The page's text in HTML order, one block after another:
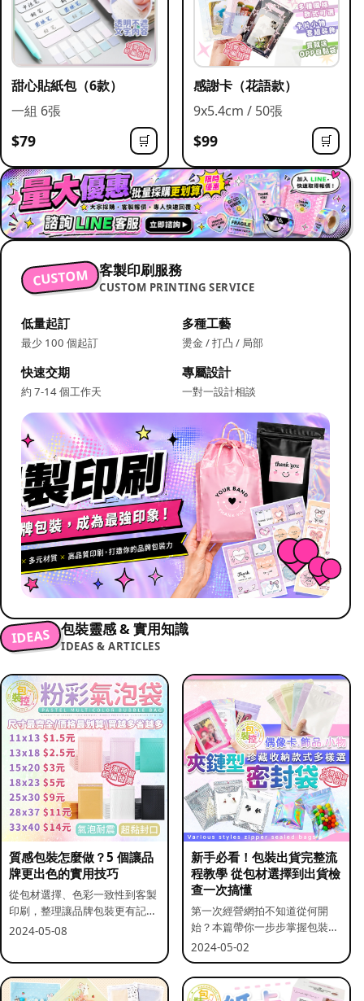
甜心貼紙包（6款）
一組 6張
$79 🛒
感謝卡（花語款）
9x5.4cm / 50張
$99 🛒
CUSTOM 客製印刷服務
CUSTOM PRINTING SERVICE
低量起訂
最少 100 個起訂
多種工藝
燙金 / 打凸 / 局部
快速交期
約 7-14 個工作天
專屬設計
一對一設計相談
IDEAS 包裝靈感 & 實用知識
IDEAS & ARTICLES
質感包裝怎麼做？5 個讓品
牌更出色的實用技巧
從包材選擇、色彩一致性到客製
印刷，整理讓品牌包裝更有記憶
點的實用做法。
2024-05-08
新手必看！包裝出貨完整流
程教學 從包材選擇到出貨檢
查一次搞懂
第一次經營網拍不知道從何開
始？本篇帶你一步步掌握包裝流
程與出貨前檢查重點。
2024-05-02